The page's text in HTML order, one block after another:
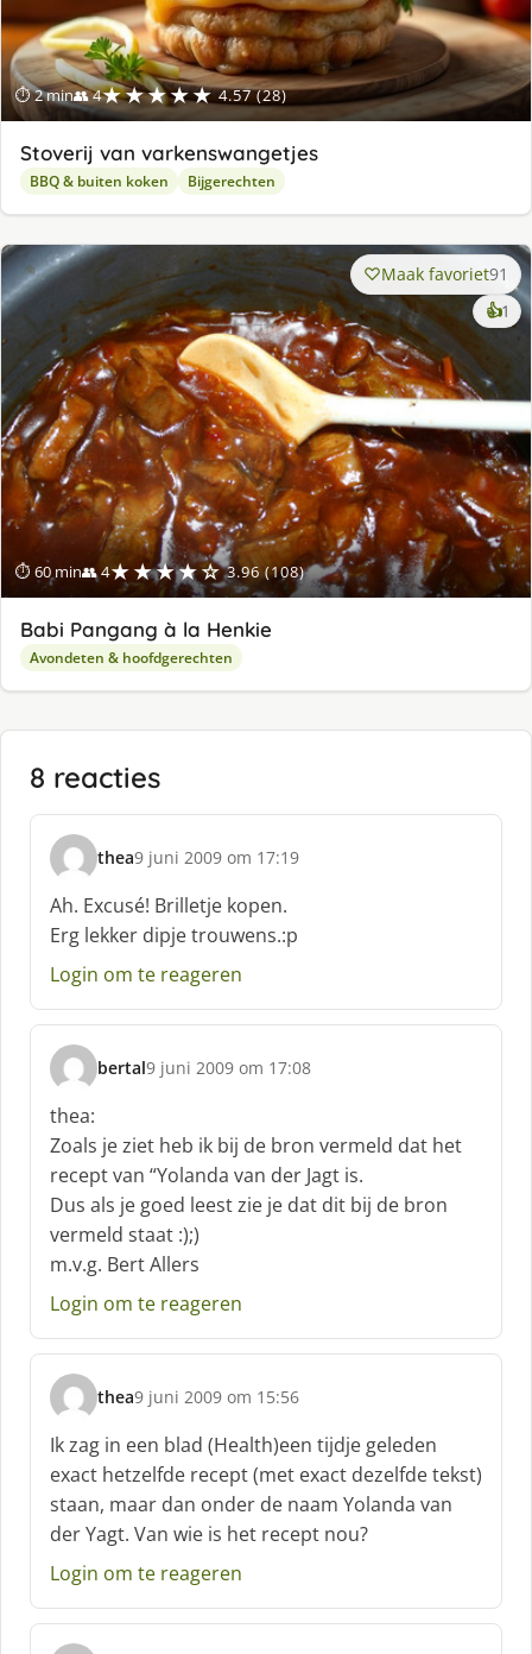
⏱ 2 min👥 4★★★★★ 4.57 (28)
Stoverij van varkenswangetjes
BBQ & buiten koken Bijgerechten
⏱ 60 min👥 4★★★★☆ 3.96 (108)
Maak favoriet91
👍1
Babi Pangang à la Henkie
Avondeten & hoofdgerechten
8 reacties
thea
s
c
h
r
e
f
9 juni 2009 om 17:19
Ah. Excusé! Brilletje kopen.
Erg lekker dipje trouwens.:p
Login om te reageren
bertal
s
c
h
r
e
e
f
9 juni 2009 om 17:08
thea:
Zoals je ziet heb ik bij de bron vermeld dat het
recept van “Yolanda van der Jagt is.
Dus als je goed leest zie je dat dit bij de bron
vermeld staat :);)
m.v.g. Bert Allers
Login om te reageren
thea
s
c
h
r
e
e
:
9 juni 2009 om 15:56
Ik zag in een blad (Health)een tijdje geleden
exact hetzelfde recept (met exact dezelfde tekst)
staan, maar dan onder de naam Yolanda van
der Yagt. Van wie is het recept nou?
Login om te reageren